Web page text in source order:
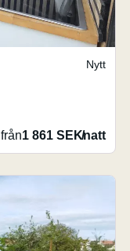
Nytt
från1 861 SEK/natt